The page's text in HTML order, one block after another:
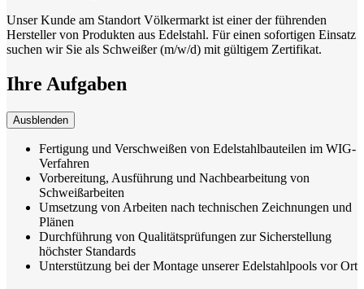
Unser Kunde am Standort Völkermarkt ist einer der führenden
Hersteller von Produkten aus Edelstahl. Für einen sofortigen Einsatz
suchen wir Sie als Schweißer (m/w/d) mit gültigem Zertifikat.
Ihre Aufgaben
Ausblenden
Fertigung und Verschweißen von Edelstahlbauteilen im WIG-
Verfahren
Vorbereitung, Ausführung und Nachbearbeitung von
Schweißarbeiten
Umsetzung von Arbeiten nach technischen Zeichnungen und
Plänen
Durchführung von Qualitätsprüfungen zur Sicherstellung
höchster Standards
Unterstützung bei der Montage unserer Edelstahlpools vor Ort